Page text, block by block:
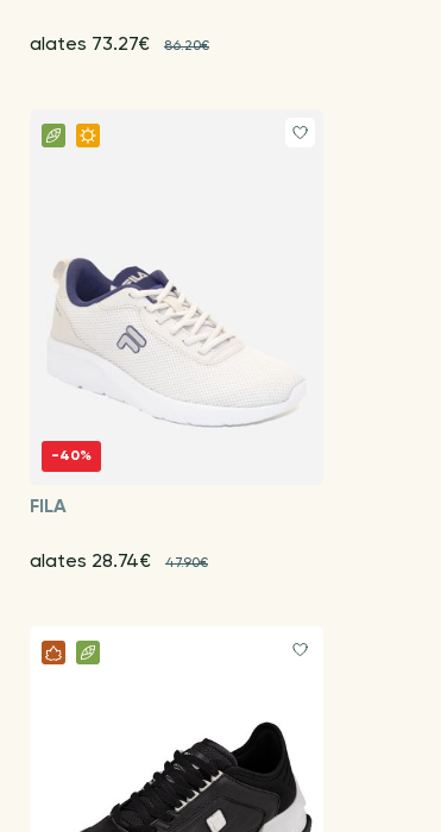
alates 73.27€ 86.20€
-40%
FILA
alates 28.74€ 47.90€